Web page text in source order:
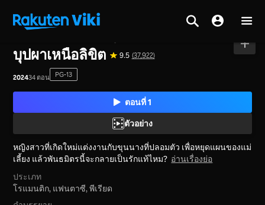
บุปผาเหนือลิขิต 9.5 (37,922)
202434 ตอน PG-13
ตอนที่ 1
ตัวอย่าง
หญิงสาวที่เกิดใหม่แต่งงานกับขุนนางที่ปลอมตัว เพื่อหยุดแผนของแม่
เลี้ยง แล้วพันธมิตรนี้จะกลายเป็นรักแท้ไหม? อ่านเรื่องย่อ
ประเภท
โรแมนติก, แฟนตาซี,พีเรียด